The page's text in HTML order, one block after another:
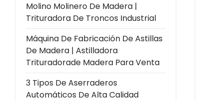
Molino Molinero De Madera |
Trituradora De Troncos Industrial
Máquina De Fabricación De Astillas
De Madera | Astilladora
Trituradorade Madera Para Venta
3 Tipos De Aserraderos
Automáticos De Alta Calidad